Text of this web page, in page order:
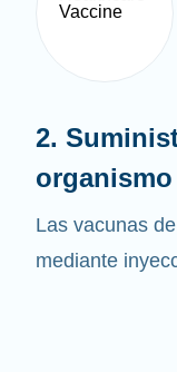
2.
organismo
Las vacunas
mediante